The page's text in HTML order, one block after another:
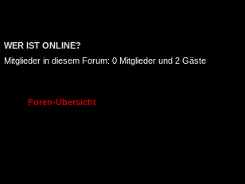
WER IST ONLINE?
Mitglieder in diesem Forum: 0 Mitglieder und 2 Gäste
Foren-Übersicht